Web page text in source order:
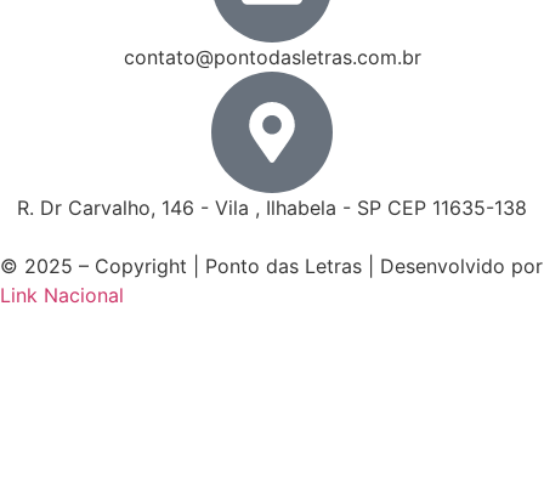
contato@pontodasletras.com.br
R. Dr Carvalho, 146 - Vila , Ilhabela - SP CEP 11635-138
© 2025 – Copyright | Ponto das Letras | Desenvolvido por
Link Nacional